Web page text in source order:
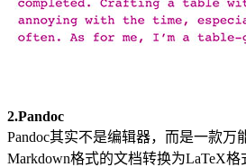
2.Pandoc
Pandoc其实不是编辑器，而是一款万
Markdown格式的文档转换为LaTeX